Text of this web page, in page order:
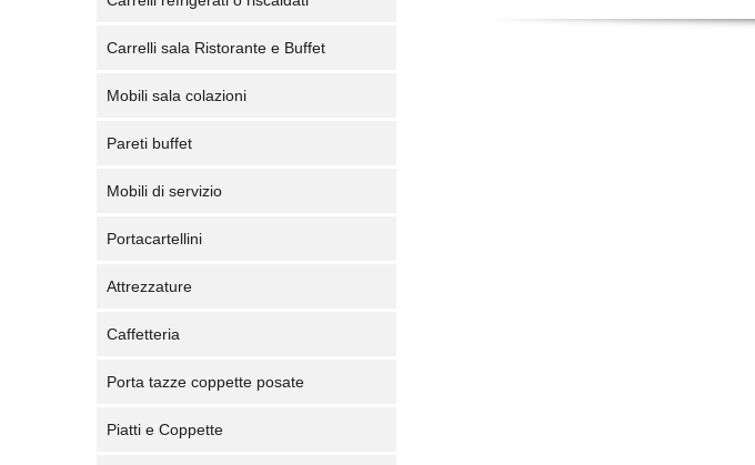
Carrelli sala Ristorante e Buffet
Mobili sala colazioni
Pareti buffet
Mobili di servizio
Portacartellini
Attrezzature
Caffetteria
Porta tazze coppette posate
Piatti e Coppette